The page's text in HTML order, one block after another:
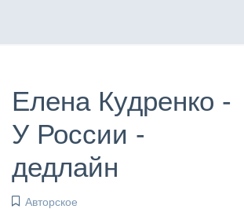
Елена Кудренко -
У России -
дедлайн
Авторское